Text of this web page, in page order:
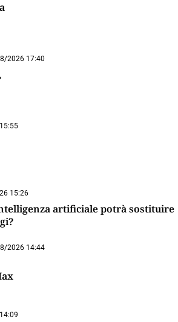
2026 17:40
15:26
artificiale potrà sostituire
2026 14:44